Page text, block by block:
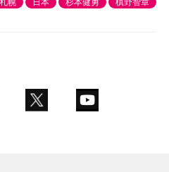
幌 日本 杉本健勇
槙野智章